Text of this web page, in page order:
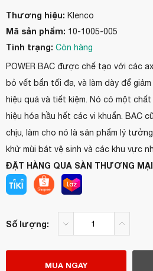
Thương hiệu: Klenco
Mã sản phẩm: 10-1005-005
Tình trạng: Còn hàng
POWER BAC được chế tạo với các
bỏ vết bẩn tối đa, và làm dày để
hiệu quả và tiết kiệm. Nó có một
hiệu hóa hầu hết các vi khuẩn. BAC
chịu, làm cho nó là sản phẩm lý
khử mùi bát vệ sinh và các khu vực
ĐẶT HÀNG QUA SÀN THƯƠNG
Số lượng:
MUA NGAY